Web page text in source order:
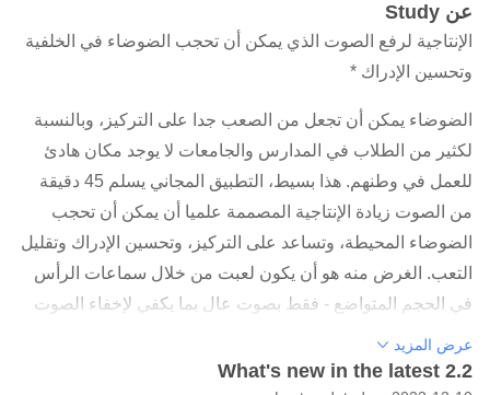
عن Study
الإنتاجية لرفع الصوت الذي يمكن أن تحجب الضوضاء في الخلفية
وتحسين الإدراك *
الضوضاء يمكن أن تجعل من الصعب جدا على التركيز، وبالنسبة
لكثير من الطلاب في المدارس والجامعات لا يوجد مكان هادئ
للعمل في وطنهم. هذا بسيط، التطبيق المجاني يسلم 45 دقيقة
من الصوت زيادة الإنتاجية المصممة علميا أن يمكن أن تحجب
الضوضاء المحيطة، وتساعد على التركيز، وتحسين الإدراك وتقليل
التعب. الغرض منه هو أن يكون لعبت من خلال سماعات الرأس
في الحجم المتواضع - فقط بصوت عال بما يكفي لإخفاء الصوت
العمل هو دائما فكرة جيدة - وبالتالي طول الصوتي. ويمكن تحديد
عرض المزيد
What's new in the latest 2.2